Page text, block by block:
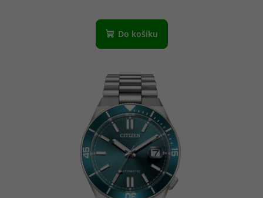
hodnocení
produktu
5
hvězdiček.
Do košíku